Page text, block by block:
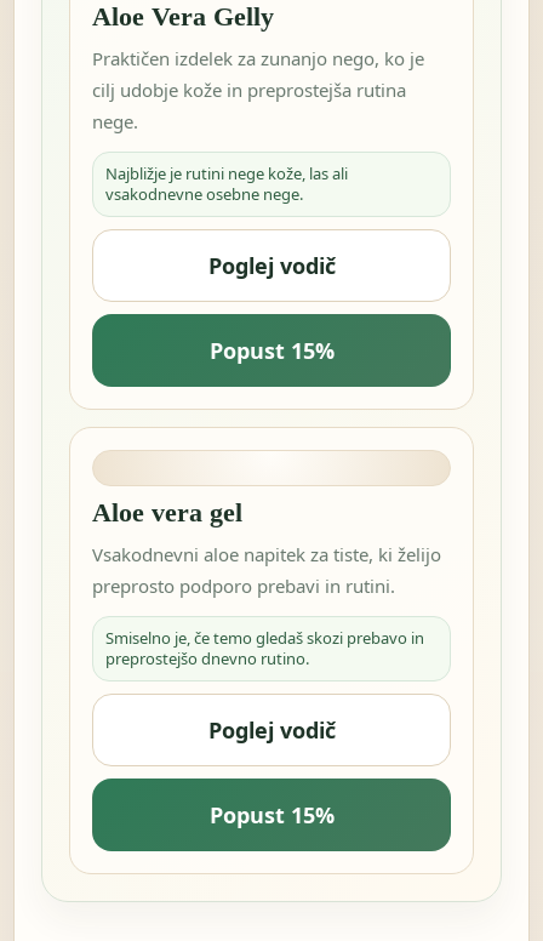
Aloe Vera Gelly
Praktičen izdelek za zunanjo nego, ko je
cilj udobje kože in preprostejša rutina
nege.
Najbližje je rutini nege kože, las ali
vsakodnevne osebne nege.
Poglej vodič
Popust 15%
Aloe vera gel
Vsakodnevni aloe napitek za tiste, ki želijo
preprosto podporo prebavi in rutini.
Smiselno je, če temo gledaš skozi prebavo in
preprostejšo dnevno rutino.
Poglej vodič
Popust 15%